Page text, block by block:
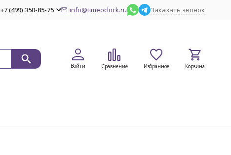
+7 (499) 350-85-75 info@timeoclock.ru Заказать звонок
Войти Сравнение Избранное Корзина